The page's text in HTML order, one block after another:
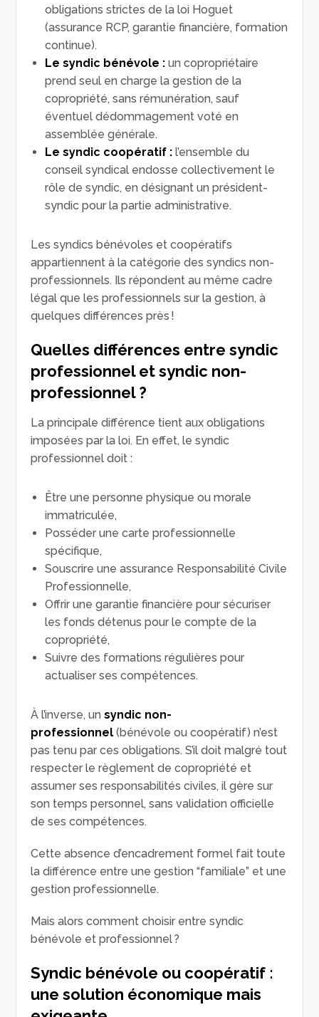
obligations strictes de la loi Hoguet
(assurance RCP, garantie financière, formation
continue).
Le syndic bénévole : un copropriétaire
prend seul en charge la gestion de la
copropriété, sans rémunération, sauf
éventuel dédommagement voté en
assemblée générale.
Le syndic coopératif :l’ensemble du
conseil syndical endosse collectivement le
rôle de syndic, en désignant un président-
syndic pour la partie administrative.
Les syndics bénévoles et coopératifs
appartiennent à la catégorie des syndics non-
professionnels. Ils répondent au même cadre
légal que les professionnels sur la gestion, à
quelques différences près !
Quelles différences entre syndic
professionnel et syndic non-
professionnel ?
La principale différence tient aux obligations
imposées par la loi. En effet, le syndic
professionnel doit :
Être une personne physique ou morale
immatriculée,
Posséder une carte professionnelle
spécifique,
Souscrire une assurance Responsabilité Civile
Professionnelle,
Offrir une garantie financière pour sécuriser
les fonds détenus pour le compte de la
copropriété,
Suivre des formations régulières pour
actualiser ses compétences.
À l’inverse, unsyndic non-
professionnel(bénévole ou coopératif) n’est
pas tenu par ces obligations. S’il doit malgré tout
respecter le règlement de copropriété et
assumer ses responsabilités civiles, il gère sur
son temps personnel, sans validation officielle
de ses compétences.
Cette absence d’encadrement formel fait toute
la différence entre une gestion “familiale” et une
gestion professionnelle.
Mais alors comment choisir entre syndic
bénévole et professionnel ?
Syndic bénévole ou coopératif :
une solution économique mais